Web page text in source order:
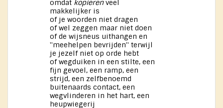
omdat kopierenveel
makkelijker is
of je woorden niet dragen
of wel zeggen maar niet doen
of de wijsneus uithangen en
''meehelpen bevrijden'' terwijl
je jezelf niet op orde hebt
of wegduiken in een stilte, een
fijn gevoel, een ramp, een
strijd, een zelfbenoemd
buitenaards contact, een
wegvlinderen in het hart, een
heupwiegerij